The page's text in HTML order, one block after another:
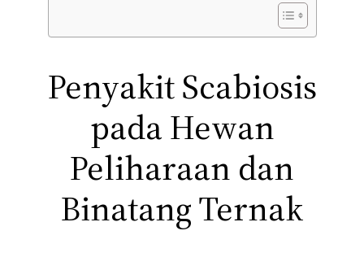
Penyakit Scabiosis
pada Hewan
Peliharaan dan
Binatang Ternak